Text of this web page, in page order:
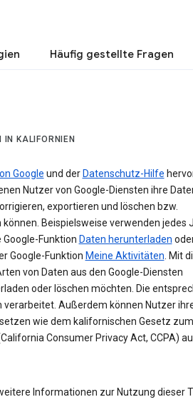
Häufig gestellte Fragen
IN KALIFORNIEN
Google und der Datenschutz-Hilfe
Nutzer von Google-Diensten ihre
exportieren und löschen bzw.
Beispielsweise verwenden jedes
Google-Funktion Daten herunterladen
Google-Funktion Meine Aktivitäten. Mit
von Daten aus den Google-Diensten
oder löschen möchten. Die
Außerdem können Nutzer
wie dem kalifornischen Gesetz
Consumer Privacy Act, CCPA)
Informationen zur Nutzung dieser